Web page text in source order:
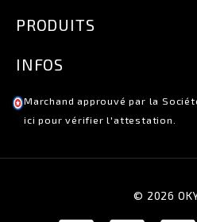
PRODUITS
INFOS
Marchand approuvé par la
ici pour vérifier l'attestation .
© 2026